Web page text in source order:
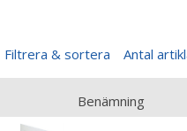
Filtrera & sortera Antal
Benämning